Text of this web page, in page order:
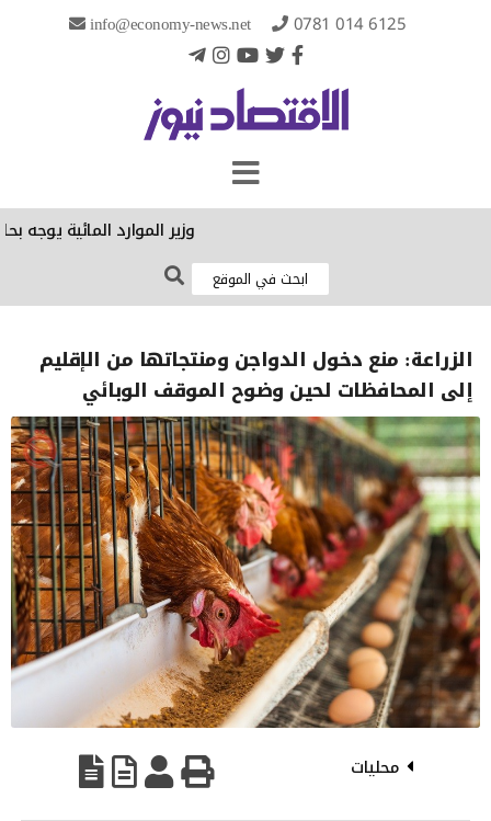
info@economy-news.net 0781 014 6125
وزير الموارد المائية يوجه
الزراعة: منع دخول الدواجن ومنتجاتها من الإقليم
إلى المحافظات لحين وضوح الموقف الوبائي
محليات